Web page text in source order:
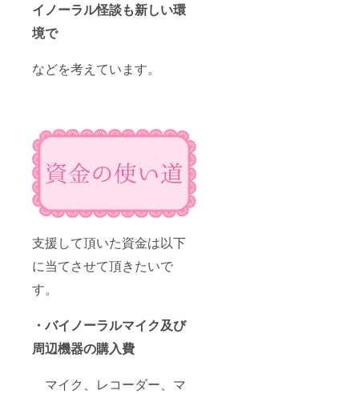
イノーラル怪談も新しい環
境で
などを考えています。
支援して頂いた資金は以下
に当てさせて頂きたいで
す。
・バイノーラルマイク及び
周辺機器の購入費
マイク、レコーダー、マ